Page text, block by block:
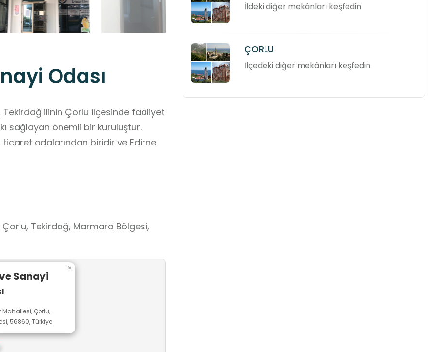
Odası
Tekirdağ ilinin Çorlu ilçesinde faaliyet
sağlayan önemli bir kuruluştur.
ticaret odalarından biridir ve Edirne
Tekirdağ, Marmara Bölgesi,
Sanayi
Çorlu,
56860, Türkiye
×
İldeki diğer mekânları keşfedin
ÇORLU
İlçedeki diğer mekânları keşfedin